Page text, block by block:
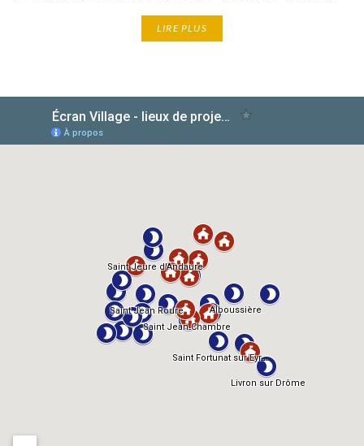
LIRE PLUS